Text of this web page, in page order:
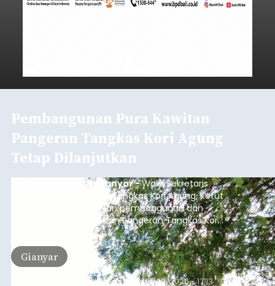
Pembangunan Pura Kawitan
Pangeran Tangkas Kori Agung
Tetap Dilanjutkan
balitribune.co.id I Gianyar -Wakil Sekretaris
Pratisentana Pangeran Tangkas Kori Agung, Ketut
Sudarsana, menegaskan pembangunan dan
pemugaran Pura Kawitan Pangeran Tangkas Kori
Agung tetap dilanjutkan.
Gianyar
contributoronSun, 08/09/2026 - 17:13